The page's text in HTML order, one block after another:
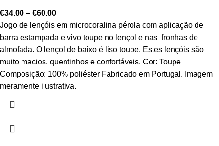
€34.00 – €60.00
Jogo de lençóis em microcoralina pérola com aplicação de
barra estampada e vivo toupe no lençol e nas fronhas de
almofada. O lençol de baixo é liso toupe. Estes lençóis são
muito macios, quentinhos e confortáveis. Cor: Toupe
Composição: 100% poliéster Fabricado em Portugal. Imagem
meramente ilustrativa.